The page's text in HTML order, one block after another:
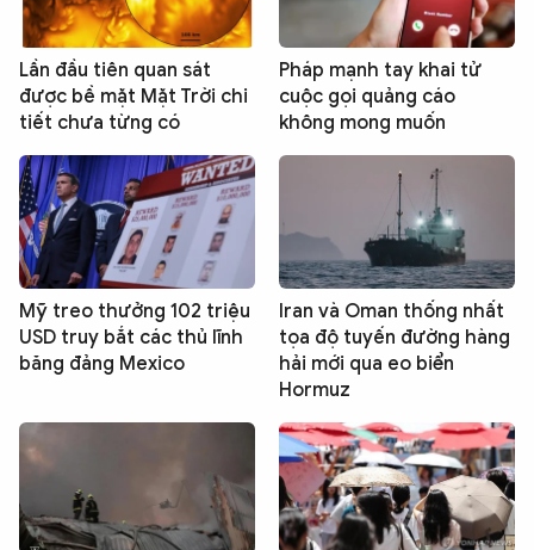
Lần đầu tiên quan sát
được bề mặt Mặt Trời chi
tiết chưa từng có
Pháp mạnh tay khai tử
cuộc gọi quảng cáo
không mong muốn
Mỹ treo thưởng 102 triệu
USD truy bắt các thủ lĩnh
băng đảng Mexico
Iran và Oman thống nhất
tọa độ tuyến đường hàng
hải mới qua eo biển
Hormuz